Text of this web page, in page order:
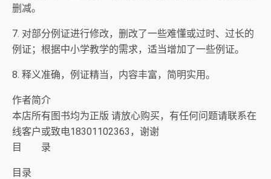
删减。
7. 对部分例证进行修改，删改了一些难懂或过时、过长的
例证；根据中小学教学的需求，适当增加了一些例证。
8. 释义准确，例证精当，内容丰富，简明实用。
作者简介
本店所有图书均为正版 请放心购买，有任何问题请联系在
线客户或致电18301102363，谢谢
目 录
目录